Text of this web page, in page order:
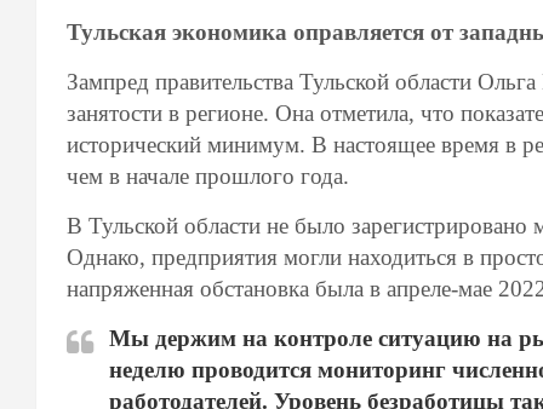
Тульская экономика оправляется от
Зампред правительства Тульской области
занятости в регионе. Она отметила, что
исторический минимум. В настоящее время в
чем в начале прошлого года.
В Тульской области не было
Однако, предприятия могли находиться в
напряженная обстановка была в апреле-мае
Мы держим на контроле ситуацию на
неделю проводится мониторинг
работодателей. Уровень безработицы